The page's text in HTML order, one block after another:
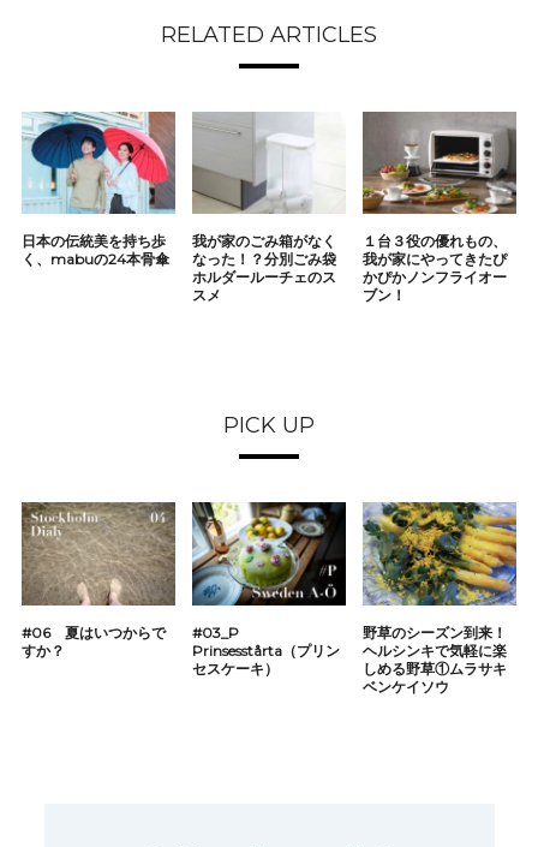
RELATED ARTICLES
日本の伝統美を持ち歩
く、mabuの24本骨傘
我が家のごみ箱がなく
なった！？分別ごみ袋
ホルダールーチェのス
スメ
１台３役の優れもの、
我が家にやってきたぴ
かぴかノンフライオー
ブン！
PICK UP
#06 夏はいつからで
すか？
#03_P
Prinsesstårta（プリン
セスケーキ）
野草のシーズン到来！
ヘルシンキで気軽に楽
しめる野草①ムラサキ
ベンケイソウ